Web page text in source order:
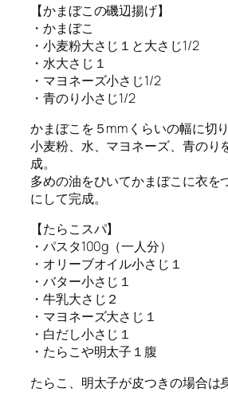
【かまぼこの磯辺揚げ】
・かまぼこ
・小麦粉大さじ１と大さじ1/2
・水大さじ１
・マヨネーズ小さじ1/2
・青のり小さじ1/2
かまぼこを５mmくらいの幅に切り
小麦粉、水、マヨネーズ、青のり
成。
多めの油をひいてかまぼこに衣を
にして完成。
【たらこスパ】
・パスタ100g（一人分）
・オリーブオイル小さじ１
・バター小さじ１
・牛乳大さじ２
・マヨネーズ大さじ１
・白だし小さじ１
・たらこや明太子１腹
たらこ、明太子が皮つきの場合は